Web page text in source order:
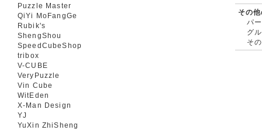
Puzzle Master
QiYi MoFangGe
Rubik's
ShengShou
SpeedCubeShop
tribox
V-CUBE
VeryPuzzle
Vin Cube
WitEden
X-Man Design
YJ
YuXin ZhiSheng
その
パ
グ
そ